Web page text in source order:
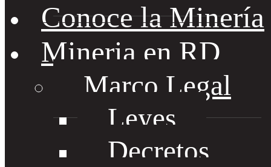
Conoce la Minería
Mineria en RD
Marco Legal
Leyes
Decretos